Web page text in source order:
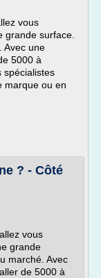
vous
grande surface.
Avec une
5000 à
spécialistes
marque ou en
? - Côté
vous
grande
marché. Avec
de 5000 à